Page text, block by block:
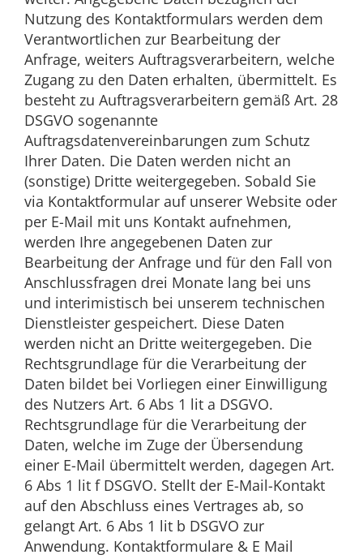
Nutzung des Kontaktformulars werden dem
Verantwortlichen zur Bearbeitung der
Anfrage, weiters Auftragsverarbeitern, welche
Zugang zu den Daten erhalten, übermittelt. Es
besteht zu Auftragsverarbeitern gemäß Art. 28
DSGVO sogenannte
Auftragsdatenvereinbarungen zum Schutz
Ihrer Daten. Die Daten werden nicht an
(sonstige) Dritte weitergegeben. Sobald Sie
via Kontaktformular auf unserer Website oder
per E-Mail mit uns Kontakt aufnehmen,
werden Ihre angegebenen Daten zur
Bearbeitung der Anfrage und für den Fall von
Anschlussfragen drei Monate lang bei uns
und interimistisch bei unserem technischen
Dienstleister gespeichert. Diese Daten
werden nicht an Dritte weitergegeben. Die
Rechtsgrundlage für die Verarbeitung der
Daten bildet bei Vorliegen einer Einwilligung
des Nutzers Art. 6 Abs 1 lit a DSGVO.
Rechtsgrundlage für die Verarbeitung der
Daten, welche im Zuge der Übersendung
einer E-Mail übermittelt werden, dagegen Art.
6 Abs 1 lit f DSGVO. Stellt der E-Mail-Kontakt
auf den Abschluss eines Vertrages ab, so
gelangt Art. 6 Abs 1 lit b DSGVO zur
Anwendung. Kontaktformulare & E Mail